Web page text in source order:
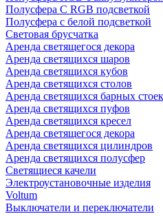
Полусфера С RGB подсветкой
Полусфера с белой подсветкой
Световая брусчатка
Аренда светящегося декора
Аренда светящихся шаров
Аренда светящихся кубов
Аренда светящихся столов
Аренда светящихся барных стоек
Аренда светящихся пуфов
Аренда светящихся кресел
Аренда светящегося декора
Аренда светящихся цилиндров
Аренда светящихся полусфер
Светящиеся качели
Электроустановочные изделия
Voltum
Выключатели и переключатели